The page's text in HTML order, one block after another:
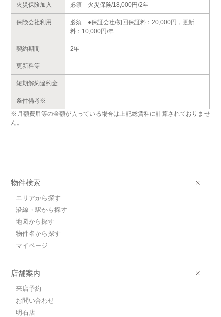
火災保険加入 必須 火災保険/18,000円/2年
保険会社利用
必須 ●保証会社/初回保証料：20,000円，更新
料：10,000円/年
契約期間 2年
更新料等 -
短期解約違約金
条件備考※
-
※月額費用等の金額が入っている場合は上記総賃料に計算されておりませ
ん。
物件検索
エリアから探す
沿線・駅から探す
地図から探す
物件名から探す
マイページ
店舗案内
来店予約
お問い合わせ
明石店